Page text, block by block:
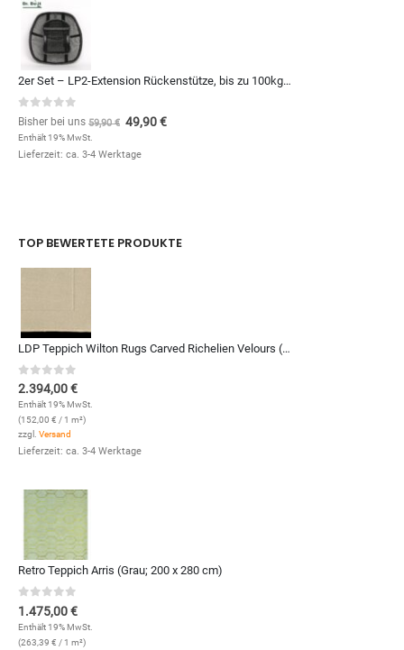
2er Set – LP2-Extension Rückenstütze, bis zu 100kg – 10€ günstiger
0 out of 5
Bisher bei uns 59,90€ 49,90€
Enthält 19% MwSt.
Lieferzeit: ca. 3-4 Werktage
TOP BEWERTETE PRODUKTE
LDP Teppich Wilton Rugs Carved Richelien Velours (7011; 350 x 450 cm)
0 out of 5
2.394,00€
Enthält 19% MwSt.
(152,00 € / 1 m²)
zzgl. Versand
Lieferzeit: ca. 3-4 Werktage
Retro Teppich Arris (Grau; 200 x 280 cm)
0 out of 5
1.475,00€
Enthält 19% MwSt.
(263,39 € / 1 m²)